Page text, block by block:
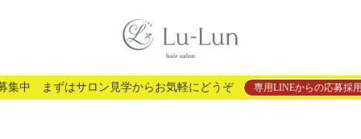
集中 まずはサロン見学からお気軽にどうぞ 専用LINEからの応募採